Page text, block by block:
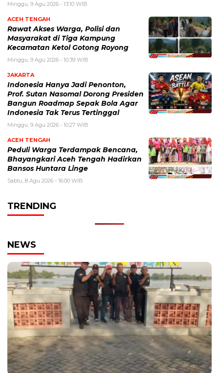
Minggu, 9 Agu 2026 - 13:10 WIB
ACEH TENGAH
Rawat Akses Warga, Polisi dan
Masyarakat di Tiga Kampung
Kecamatan Ketol Gotong Royong
Minggu, 9 Agu 2026 - 10:39 WIB
JAKARTA
Indonesia Hanya Jadi Penonton,
Prof. Sutan Nasomal Dorong Presiden
Bangun Roadmap Sepak Bola Agar
Indonesia Tak Terus Tertinggal
Minggu, 9 Agu 2026 - 10:27 WIB
ACEH TENGAH
Peduli Warga Terdampak Bencana,
Bhayangkari Aceh Tengah Hadirkan
Bansos Huntara Linge
Sabtu, 8 Agu 2026 - 16:00 WIB
TRENDING
NEWS